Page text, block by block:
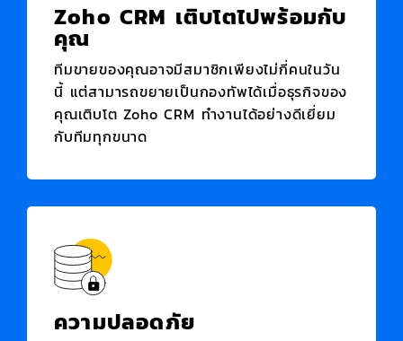
Zoho CRM เติบโตไปพร้อมกับ
คุณ
ทีมขายของคุณอาจมีสมาชิกเพียงไม่กี่คนในวัน
นี้ แต่สามารถขยายเป็นกองทัพได้เมื่อธุรกิจของ
คุณเติบโตZoho CRM ทำงานได้อย่างดีเยี่ยม
กับทีมทุกขนาด
ความปลอดภัย